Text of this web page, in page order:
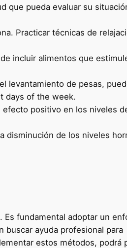
que pueda evaluar su
Practicar técnicas de
incluir alimentos que
levantamiento de pesas,
days of the week.
positivo en los niveles
disminución de los niveles
fundamental adoptar un
buscar ayuda profesional para
estos métodos, podrá